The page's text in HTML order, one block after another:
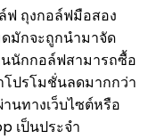
ฟ ถุงกอล์ฟมือสอง
มักจะถูกนำมาจัด
นักกอล์ฟสามารถซื้อ
ปรโมชั่นลดมากกว่า
นทางเว็บไซต์หรือ
เป็นประจำ